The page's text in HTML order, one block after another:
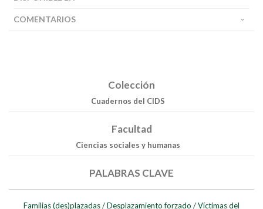
COMENTARIOS
Colección
Cuadernos del CIDS
Facultad
Ciencias sociales y humanas
PALABRAS CLAVE
Familias (des)plazadas/Desplazamiento forzado /Víctimas del